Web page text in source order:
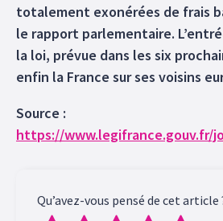
totalement exonérées de frais
le rapport parlementaire.
la loi, prévue dans les six
enfin la France sur ses voisins
Source :
https://www.legifrance.gouv.fr/
Qu’avez-vous pensé de cet article